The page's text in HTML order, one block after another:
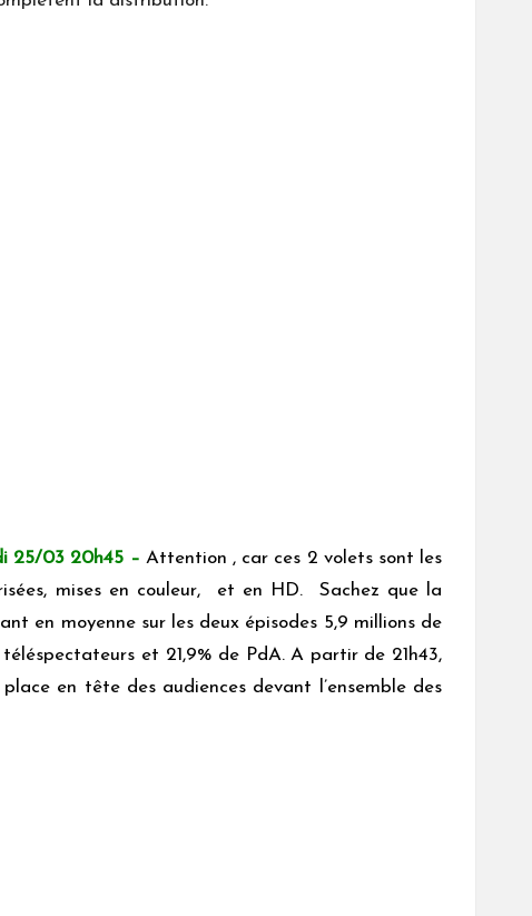
25/03 20h45 – Attention , car ces 2 volets sont les
mises en couleur, et en HD. Sachez que la
en moyenne sur les deux épisodes 5,9 millions de
et 21,9% de PdA. A partir de 21h43,
en tête des audiences devant l’ensemble des